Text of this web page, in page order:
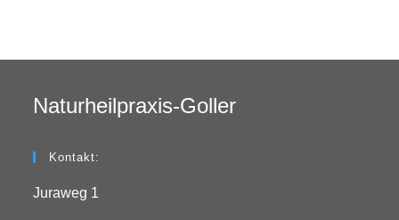
Naturheilpraxis-Goller
Kontakt:
Juraweg 1